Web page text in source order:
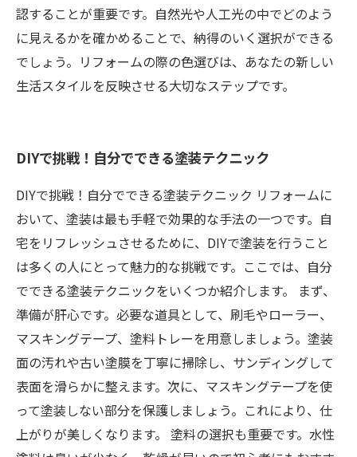
認することが重要です。自然光や人工光の中でどのよう
に見えるかを確かめることで、納得のいく選択ができる
でしょう。リフォームの際の色選びは、あなたの新しい
生活スタイルを反映させる大切なステップです。
DIYで挑戦！自分でできる塗装テクニック
DIYで挑戦！自分でできる塗装テクニック リフォームに
おいて、塗装は最も手軽で効果的な手法の一つです。自
宅をリフレッシュさせるために、DIYで塗装を行うこと
は多くの人にとって魅力的な挑戦です。ここでは、自分
でできる塗装テクニックをいくつか紹介します。 まず、
準備が肝心です。必要な道具として、刷毛やローラー、
マスキングテープ、塗料トレーを用意しましょう。塗装
面の汚れや古い塗膜を丁寧に掃除し、サンディングして
表面を滑らかに整えます。次に、マスキングテープを使
って塗装しない部分を保護しましょう。これにより、仕
上がりが美しくなります。 塗料の選択も重要です。水性